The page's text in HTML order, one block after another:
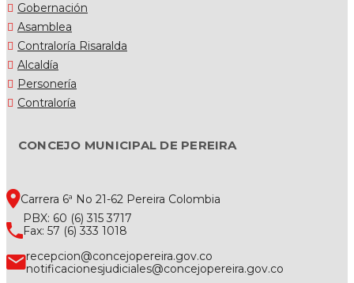
Gobernación
Asamblea
Contraloría Risaralda
Alcaldía
Personería
Contraloría
CONCEJO MUNICIPAL DE PEREIRA
Carrera 6ª No 21-62 Pereira Colombia
PBX: 60 (6) 315 3717
Fax: 57 (6) 333 1018
recepcion@concejopereira.gov.co
notificacionesjudiciales@concejopereira.gov.co